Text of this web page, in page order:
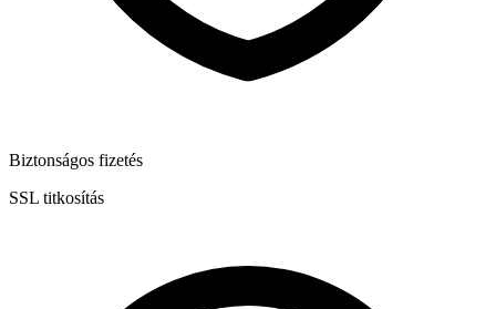
Biztonságos fizetés
SSL titkosítás